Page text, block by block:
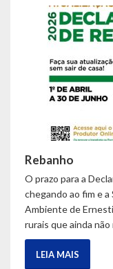
Rebanho
O prazo para a
chegando ao fim e
Ambiente de
rurais que ainda
LEIA MAIS